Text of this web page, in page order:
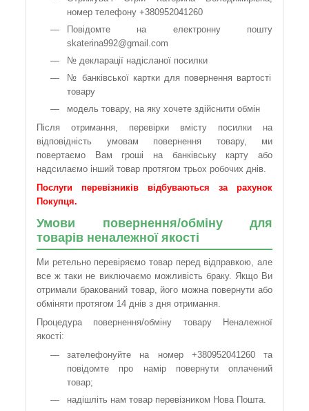
номер телефону +380952041260
Повідомте на електронну пошту
skaterina992@gmail.com
№ декларації надісланої посилки
№ банківської картки для повернення вартості
товару
модель товару, на яку хочете здійснити обмін
Після отримання, перевірки вмісту посилки на
відповідність умовам повернення товару, ми
повертаємо Вам гроші на банківську карту або
надсилаємо інший товар протягом трьох робочих днів.
Послуги перевізників відбуваються за рахунок
Покупця.
Умови повернення/обміну для
товарів неналежної якості
Ми ретельно перевіряємо товар перед відправкою, але
все ж таки не виключаємо можливість браку. Якщо Ви
отримали бракований товар, його можна повернути або
обміняти протягом 14 днів з дня отримання.
Процедура повернення/обміну товару Неналежної
якості:
зателефонуйте на номер +380952041260 та
повідомте про намір повернути оплачений
товар;
надішліть нам товар перевізником Нова Пошта.